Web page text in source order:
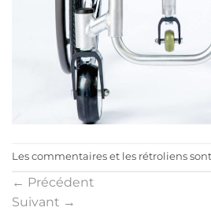
Les commentaires et les rétroliens
← Précédent
Suivant →